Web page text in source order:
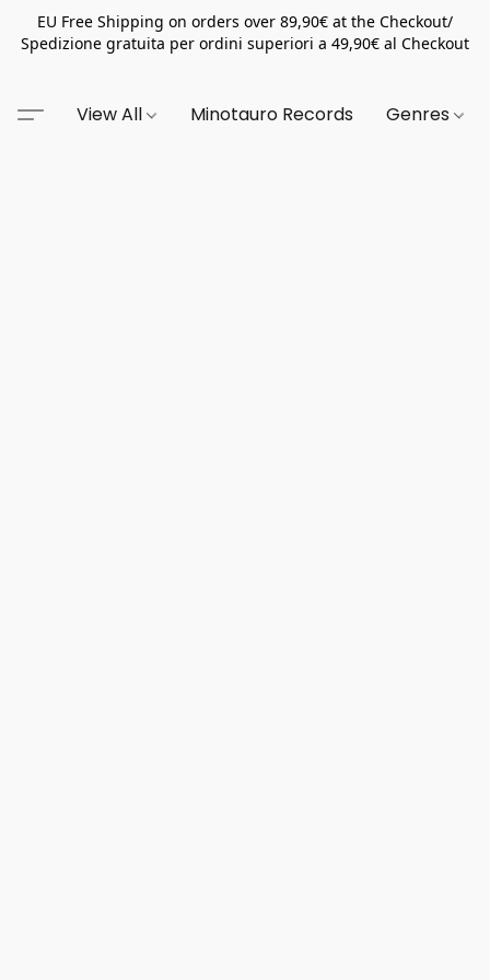
EU Free Shipping on orders over 89,90€ at the Checkout/
Spedizione gratuita per ordini superiori a 49,90€ al Checkout
View All Minotauro Records Genres